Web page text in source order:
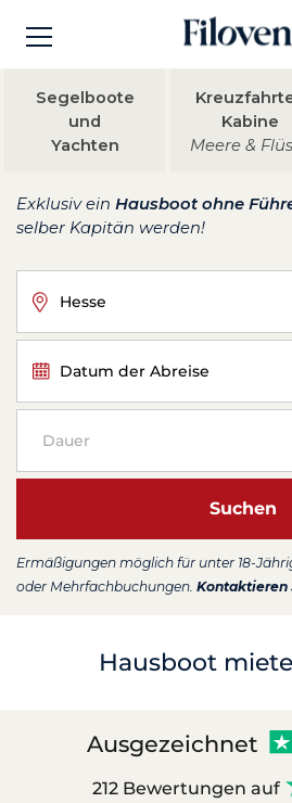
Segelboote
und
Yachten
Kabine
Meere &
Exklusiv ein Hausboot ohne
selber Kapitän werden!
Hesse
Datum der Abreise
Dauer
Suchen
Ermäßigungen möglich für unter 18-
oder Mehrfachbuchungen. Kontaktieren
Hausboot
Ausgezeichnet
212 Bewertungen auf